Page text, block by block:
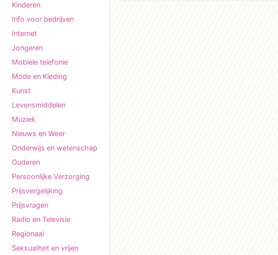
Kinderen
Info voor bedrijven
Internet
Jongeren
Mobiele telefonie
Mode en Kleding
Kunst
Levensmiddelen
Muziek
Nieuws en Weer
Onderwijs en wetenschap
Ouderen
Persoonlijke Verzorging
Prijsvergelijking
Prijsvragen
Radio en Televisie
Regionaal
Seksualiteit en vrijen